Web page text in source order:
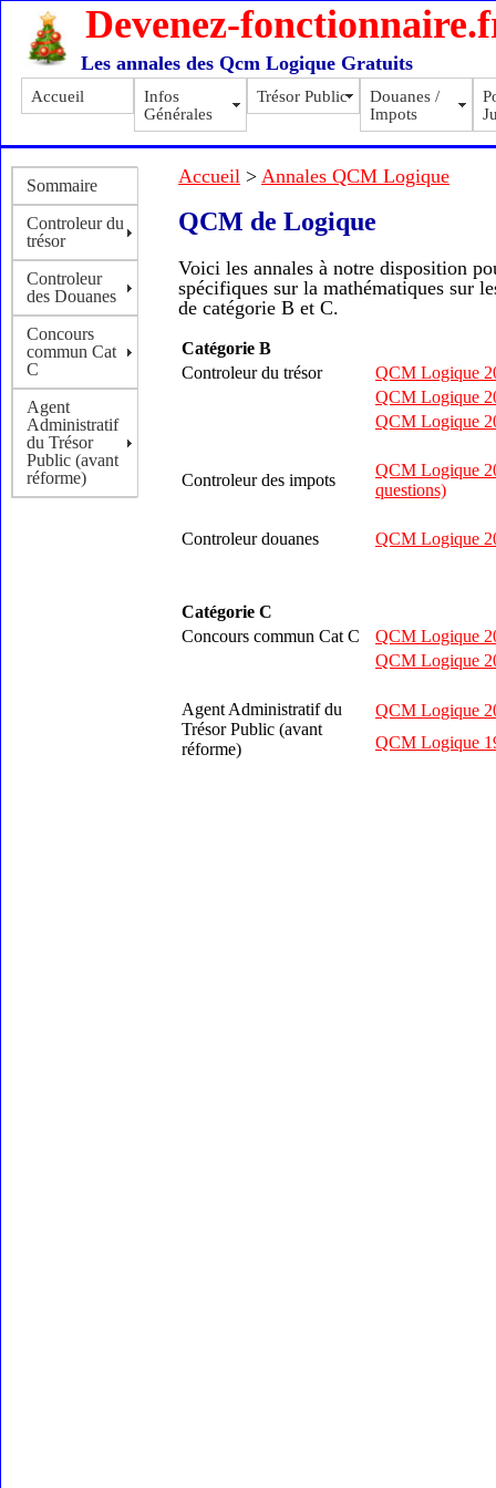
Devenez-
Les annales des Qcm Logique Gratuits
Accueil
Infos
Générales
Trésor Public
Douanes /
Impots
Sommaire
Controleur du
trésor
Controleur
des Douanes
Concours
commun Cat
C
Agent
Administratif
du Trésor
Public (avant
réforme)
Accueil > Annales QCM Logique
QCM de Logique
Voici les annales à notre disposition
spécifiques sur la mathématiques sur
de catégorie B et C.
Catégorie B
Controleur du trésor
QCM Logique
QCM Logique
QCM Logique
Controleur des impots
QCM Logique
questions)
Controleur douanes QCM Logique
Catégorie C
Concours commun Cat C
QCM Logique
QCM Logique
Agent Administratif du
Trésor Public (avant
réforme)
QCM Logique
QCM Logique